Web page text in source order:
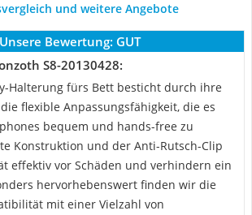
und weitere Angebote
Unsere Bewertung: GUT
S8-20130428:
Halterung fürs Bett besticht durch ihre
flexible Anpassungsfähigkeit, die es
bequem und hands-free zu
Konstruktion und der Anti-Rutsch-Clip
effektiv vor Schäden und verhindern ein
hervorhebenswert finden wir die
mit einer Vielzahl von